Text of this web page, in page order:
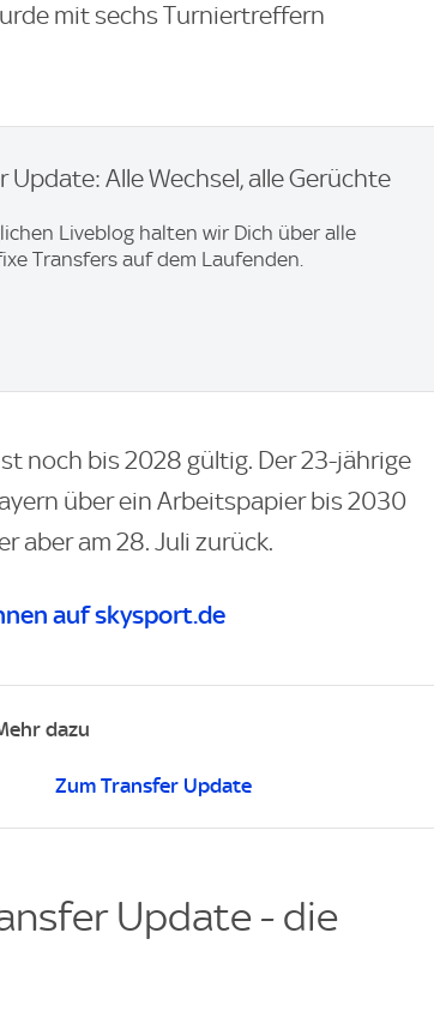
mit sechs Turniertreffern
Update: Alle Wechsel, alle Gerüchte
Liveblog halten wir Dich über alle
Transfers auf dem Laufenden.
noch bis 2028 gültig. Der 23-jährige
über ein Arbeitspapier bis 2030
aber am 28. Juli zurück.
auf skysport.de
dazu
Zum Transfer Update
Update - die